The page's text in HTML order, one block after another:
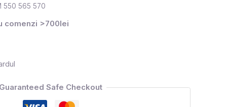
550 565 570
comenzi >700lei
Guaranteed Safe Checkout